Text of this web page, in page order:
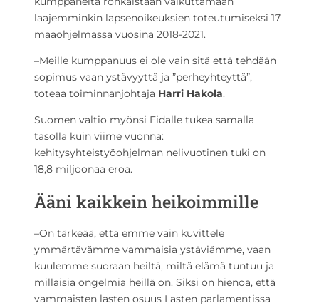
laajemminkin lapsenoikeuksien toteutumiseksi 17
maaohjelmassa vuosina 2018-2021.
–Meille kumppanuus ei ole vain sitä että tehdään
sopimus vaan ystävyyttä ja ”perheyhteyttä”,
toteaa toiminnanjohtaja Harri Hakola.
Suomen valtio myönsi Fidalle tukea samalla
tasolla kuin viime vuonna:
kehitysyhteistyöohjelman nelivuotinen tuki on
18,8 miljoonaa eroa.
Ääni kaikkein heikoimmille
–On tärkeää, että emme vain kuvittele
ymmärtävämme vammaisia ystäviämme, vaan
kuulemme suoraan heiltä, miltä elämä tuntuu ja
millaisia ongelmia heillä on. Siksi on hienoa, että
vammaisten lasten osuus Lasten parlamentissa